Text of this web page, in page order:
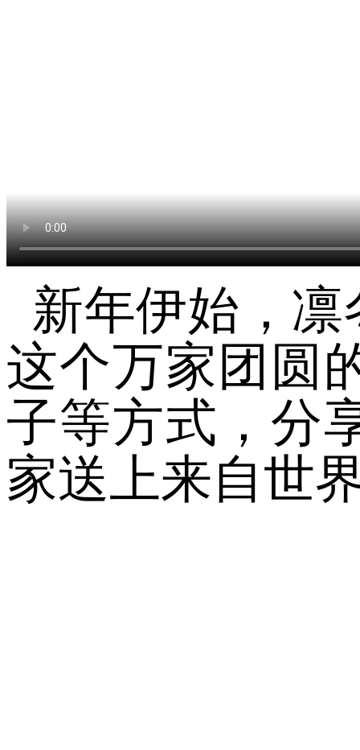
新年伊始，
这个万家团圆
子等方式，分
家送上来自世